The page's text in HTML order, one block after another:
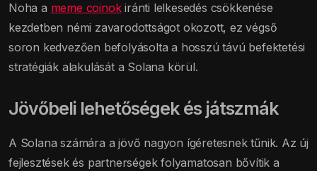
Noha a meme coinokiránti lelkesedés csökkenése
kezdetben némi zavarodottságot okozott, ez végső
soron kedvezően befolyásolta a hosszú távú befektetési
stratégiák alakulását a Solana körül.
Jövőbeli lehetőségek és játszmák
A Solana számára a jövő nagyon ígéretesnek tűnik. Az új
fejlesztések és partnerségek folyamatosan bővítik a